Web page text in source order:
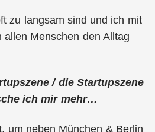
zu langsam sind und ich mit
allen Menschen den Alltag
/ die Startupszene
ich mir mehr…
um neben München & Berlin